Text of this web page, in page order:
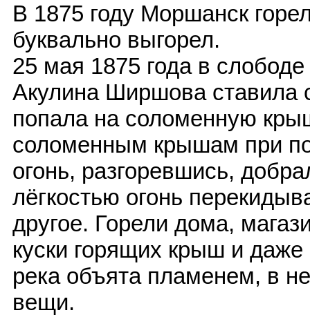
В 1875 году Моршанск
буквально выгорел.
25 мая 1875 года в
Акулина Ширшова ставила
попала на соломенную
соломенным крышам при
огонь, разгоревшись,
лёгкостью огонь
другое. Горели дома,
куски горящих крыш и даже
река объята пламенем, в
вещи.